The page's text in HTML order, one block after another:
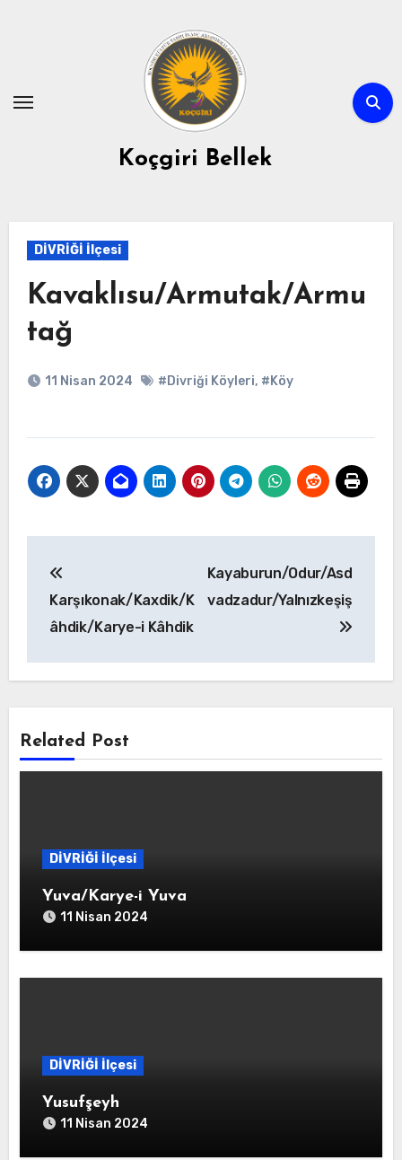
Koçgiri Bellek
DİVRİĞİ İlçesi
Kavaklısu/Armutak/Armu
tağ
11 Nisan 2024 #Divriği Köyleri, #Köy
gezinmesi
Karşıkonak/Kaxdik/K
âhdik/Karye-i Kâhdik
Kayaburun/Odur/Asd
vadzadur/Yalnızkeşiş
Related Post
DİVRİĞİ İlçesi
Yuva/Karye-i Yuva
11 Nisan 2024
DİVRİĞİ İlçesi
Yusufşeyh
11 Nisan 2024